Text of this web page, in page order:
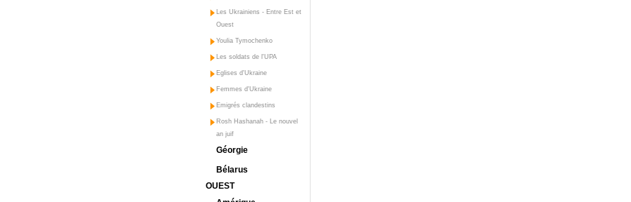
Les Ukrainiens - Entre Est et
Ouest
Youlia Tymochenko
Les soldats de l'UPA
Eglises d'Ukraine
Femmes d'Ukraine
Emigrés clandestins
Rosh Hashanah - Le nouvel
an juif
Géorgie
Bélarus
OUEST